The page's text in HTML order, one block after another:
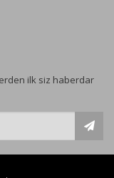
ilk siz haberdar